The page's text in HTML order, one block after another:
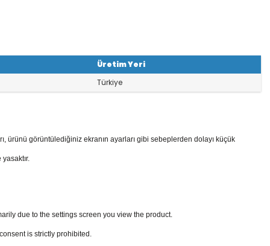
Üretim Yeri
Türkiye
ürünü görüntülediğiniz ekranın ayarları gibi sebeplerden dolayı küçük
due to the settings screen you view the product.
is strictly prohibited.